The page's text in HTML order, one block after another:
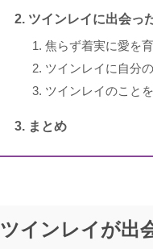
ツインレイに出会っ
焦らず着実に愛を
ツインレイに自分
ツインレイのこと
まとめ
ツインレイが出